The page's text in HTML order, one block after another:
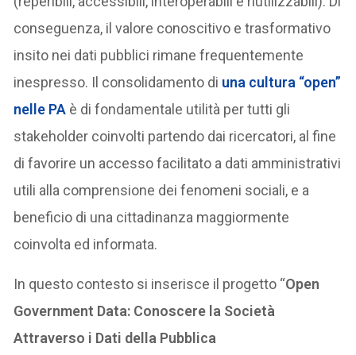
conseguenza, il valore conoscitivo e trasformativo
insito nei dati pubblici rimane frequentemente
inespresso. Il consolidamento di una cultura “open”
nelle PA è di fondamentale utilità per tutti gli
stakeholder coinvolti partendo dai ricercatori, al fine
di favorire un accesso facilitato a dati amministrativi
utili alla comprensione dei fenomeni sociali, e a
beneficio di una cittadinanza maggiormente
coinvolta ed informata.
In questo contesto si inserisce il progetto “Open
Government Data: Conoscere la Società
Attraverso i Dati della Pubblica